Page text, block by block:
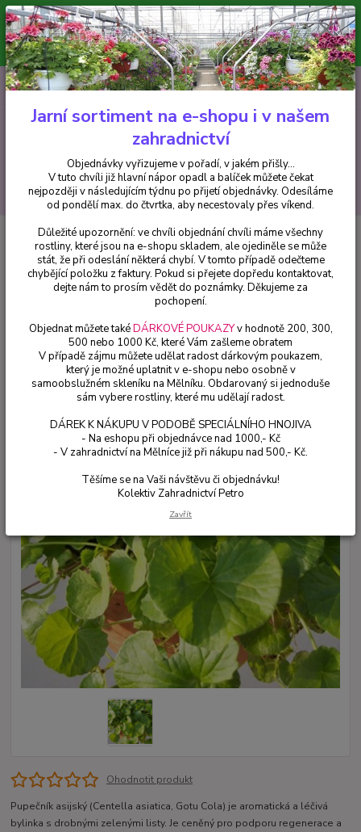
Minimální hodnota pro odeslání z e-shopu je 300 Kč.
V tuto chvíli již hlavní nápor objednávek opadl a balíček můžete čekat
nejpozději v následujícím týdnu po přijetí objednávky. Objednávky
vyřizujeme v pořadí, v jakém přišly...
CZK
Hledat
+420 602 223 614 0ks
za0 Kč
Bylinky a léčivky
Pupečník asijský (Gotu Cola - Centella asiatica) -
cena na prodejně
Pupečník asijský (Gotu Cola -
Centella asiatica) - cena na
prodejně
Ohodnotit produkt
Pupečník asijský (Centella asiatica, Gotu Cola) je aromatická a léčivá
bylinka s drobnými zelenými listy. Je ceněný pro podporu regenerace a
Jarní sortiment na e-shopu i v našem
zahradnictví
Objednávky vyřizujeme v pořadí, v jakém přišly...
V tuto chvíli již hlavní nápor opadl a balíček můžete čekat
nejpozději v následujícím týdnu po přijetí objednávky. Odesíláme
od pondělí max. do čtvrtka, aby necestovaly přes víkend.
Důležité upozornění: ve chvíli objednání chvíli máme všechny
rostliny, které jsou na e-shopu skladem, ale ojediněle se může
stát, že při odeslání některá chybí. V tomto případě odečteme
chybějící položku z faktury. Pokud si přejete dopředu kontaktovat,
dejte nám to prosím vědět do poznámky. Děkujeme za
pochopení.
Objednat můžete takéDÁRKOVÉ POUKAZYv hodnotě 200, 300,
500 nebo 1000 Kč, které Vám zašleme obratem
V případě zájmu můžete udělat radost dárkovým poukazem,
který je možné uplatnit v e-shopu nebo osobně v
samoobslužném skleníku na Mělníku. Obdarovaný si jednoduše
sám vybere rostliny, které mu udělají radost.
DÁREK K NÁKUPU V PODOBĚ SPECIÁLNÍHO HNOJIVA
- Na eshopu při objednávce nad 1000,- Kč
- V zahradnictví na Mělníce již při nákupu nad 500,- Kč.
Těšíme se na Vaši návštěvu či objednávku!
Kolektiv Zahradnictví Petro
Zavřít